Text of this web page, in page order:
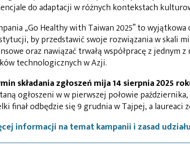
do adaptacji w różnych kontekstach
„Go Healthy with Taiwan 2025” to
by przedstawić swoje rozwiązania w skali
oraz nawiązać trwałą współpracę z jednym
technologicznych w Azji.
składania zgłoszeń mija 14 sierpnia 2025
ogłoszeni w w pierwszej połowie
finał odbędzie się 9 grudnia w Tajpej, a laureaci
informacji na temat kampanii i zasad